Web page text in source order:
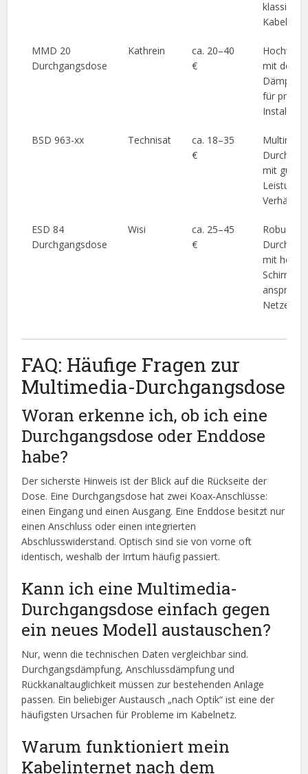
klassische
MMD 20
Durchgangsdose
Kathrein
ca. 20–40
€
mit
für
BSD 963-xx Technisat
ca. 18–35
€
mit
Verhältnis.
ESD 84
Durchgangsdose
Wisi
ca. 25–45
€
Robuste
mit hoher
Netze.
FAQ: Häufige Fragen zur
Multimedia-Durchgangsdose
Woran erkenne ich, ob ich eine
Durchgangsdose oder Enddose
habe?
Der sicherste Hinweis ist der Blick auf die Rückseite der
Dose. Eine Durchgangsdose hat zwei Koax-Anschlüsse:
einen Eingang und einen Ausgang. Eine Enddose besitzt nur
einen Anschluss oder einen integrierten
Abschlusswiderstand. Optisch sind sie von vorne oft
identisch, weshalb der Irrtum häufig passiert.
Kann ich eine Multimedia-
Durchgangsdose einfach gegen
ein neues Modell austauschen?
Nur, wenn die technischen Daten vergleichbar sind.
Durchgangsdämpfung, Anschlussdämpfung und
Rückkanaltauglichkeit müssen zur bestehenden Anlage
passen. Ein beliebiger Austausch „nach Optik“ ist eine der
häufigsten Ursachen für Probleme im Kabelnetz.
Warum funktioniert mein
Kabelinternet nach dem